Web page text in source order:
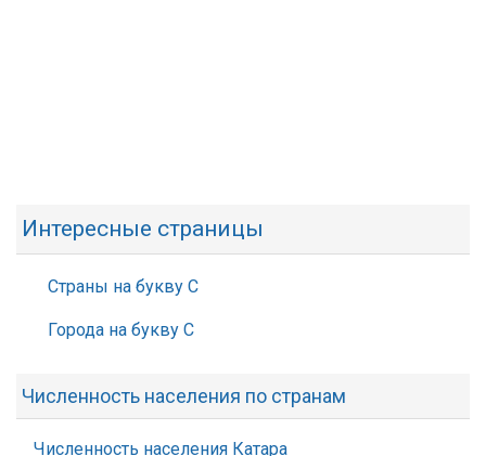
Интересные страницы
Страны на букву С
Города на букву С
Численность населения по странам
Численность населения Катара